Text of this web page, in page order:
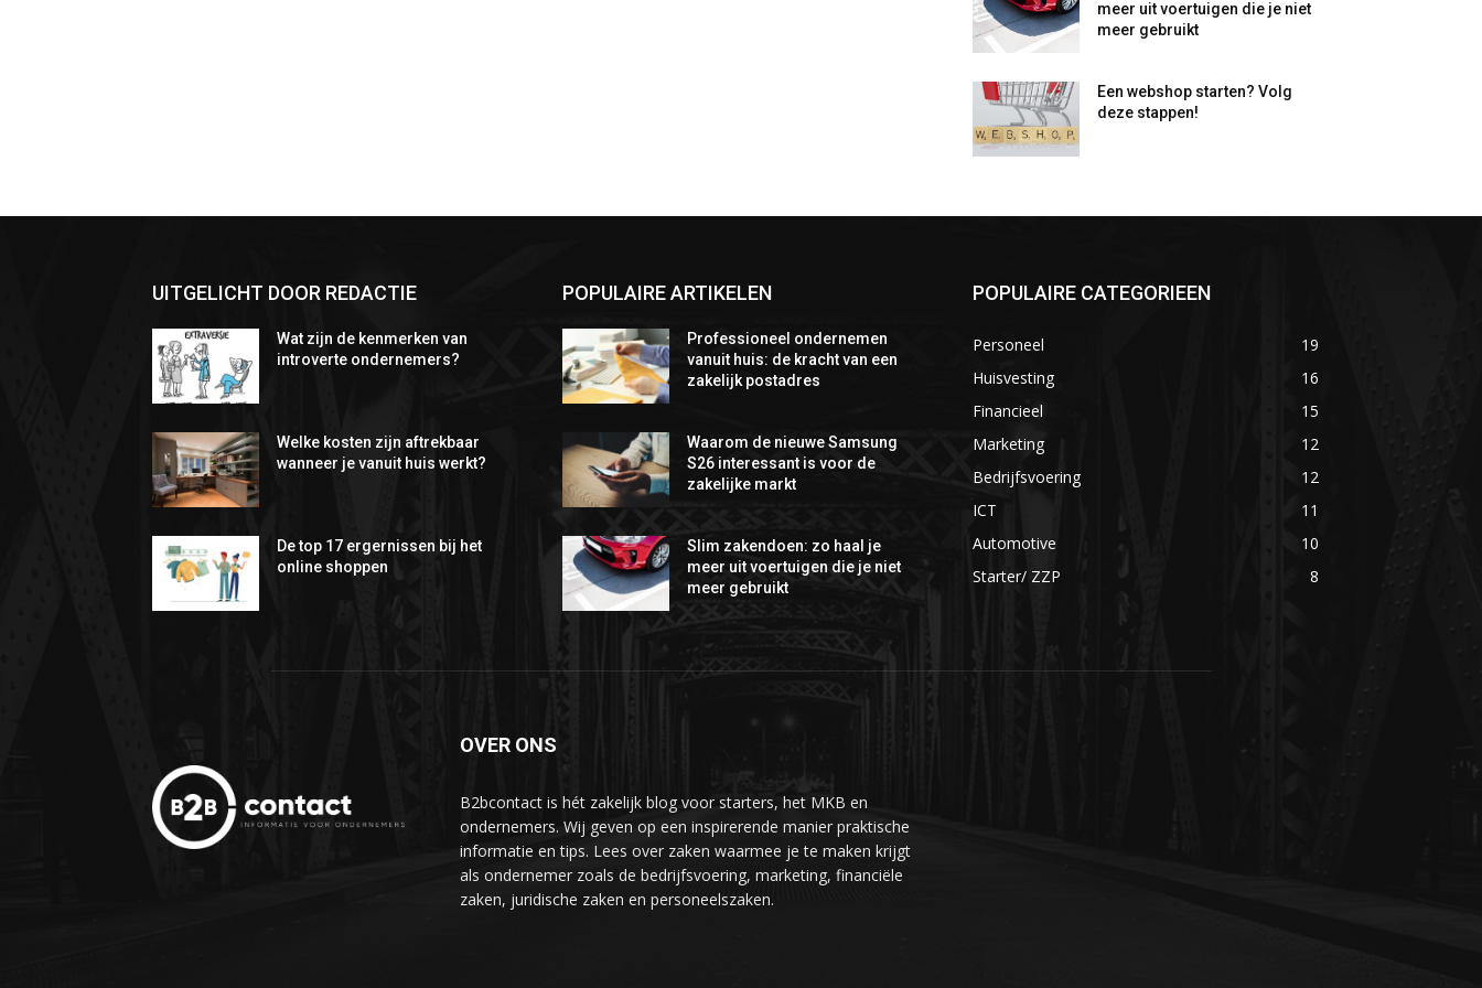
meer uit voertuigen die je niet
meer gebruikt
Een webshop starten? Volg
deze stappen!
UITGELICHT DOOR REDACTIE
Wat zijn de kenmerken van
introverte ondernemers?
Welke kosten zijn aftrekbaar
wanneer je vanuit huis werkt?
De top 17 ergernissen bij het
online shoppen
POPULAIRE ARTIKELEN
Professioneel ondernemen
vanuit huis: de kracht van een
zakelijk postadres
Waarom de nieuwe Samsung
S26 interessant is voor de
zakelijke markt
Slim zakendoen: zo haal je
meer uit voertuigen die je niet
meer gebruikt
POPULAIRE CATEGORIEEN
Personeel
19
Huisvesting
16
Financieel
15
Marketing
12
Bedrijfsvoering
12
ICT
11
Automotive
10
Starter/ ZZP
8
OVER ONS
B2bcontact is hét zakelijk blog voor starters, het MKB en
ondernemers. Wij geven op een inspirerende manier praktische
informatie en tips. Lees over zaken waarmee je te maken krijgt
als ondernemer zoals de bedrijfsvoering, marketing, financiële
zaken, juridische zaken en personeelszaken.